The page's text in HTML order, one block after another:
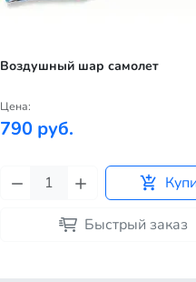
Воздушный шар самолет
Цена:
790 руб.
Быстрый заказ